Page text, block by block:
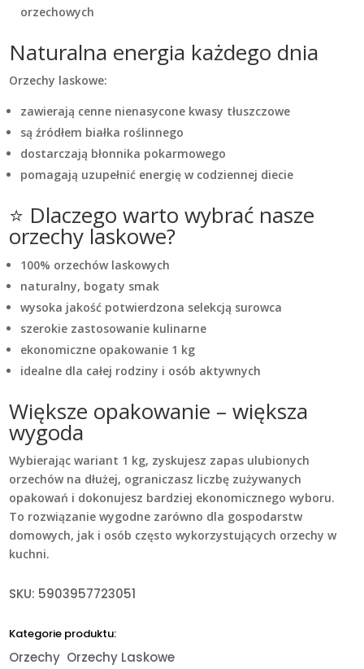
orzechowych
Naturalna energia każdego dnia
Orzechy laskowe:
zawierają cenne nienasycone kwasy tłuszczowe
są źródłem białka roślinnego
dostarczają błonnika pokarmowego
pomagają uzupełnić energię w codziennej diecie
⭐ Dlaczego warto wybrać nasze
orzechy laskowe?
100% orzechów laskowych
naturalny, bogaty smak
wysoka jakość potwierdzona selekcją surowca
szerokie zastosowanie kulinarne
ekonomiczne opakowanie 1 kg
idealne dla całej rodziny i osób aktywnych
Większe opakowanie – większa
wygoda
Wybierając wariant 1 kg, zyskujesz zapas ulubionych
orzechów na dłużej, ograniczasz liczbę zużywanych
opakowań i dokonujesz bardziej ekonomicznego wyboru.
To rozwiązanie wygodne zarówno dla gospodarstw
domowych, jak i osób często wykorzystujących orzechy w
kuchni.
SKU: 5903957723051
Kategorie produktu:
Orzechy Orzechy Laskowe